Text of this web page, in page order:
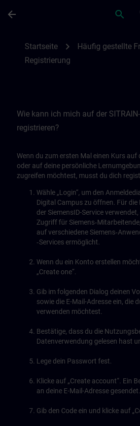
arrow_back search
Startseite chevron_right Häufig gestellte
Registrierung
Wie kann ich mich auf der
registrieren?
Wenn du zum ersten Mal einen Kurs
oder auf deine persönliche
zugreifen möchtest, musst du dich
Wähle „Login“, um den
Digital Campus zu öffnen. Für die
der SiemensID-Service
Zugriff für
auf verschiedene
‑Services ermöglicht.
Wenn du ein Konto erstellen
„Create one“.
Gib im folgenden Dialog deinen
sowie die E-Mail-Adresse ein, die
verwenden möchtest.
Bestätige, dass du die
Datenverwendung gelesen hast
Lege dein Passwort fest.
Klicke auf „Create account“. Ein
an deine E-Mail-Adresse gesendet.
Gib den Code ein und klicke auf